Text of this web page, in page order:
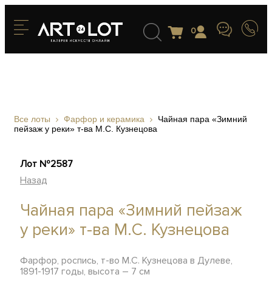
0
Все лоты Фарфор и керамика
Чайная пара «Зимний
пейзаж у реки» т-ва М.С. Кузнецова
Лот №2587
Назад
Чайная пара «Зимний пейзаж
у реки» т-ва М.С. Кузнецова
Фарфор, роспись, т-во М.С. Кузнецова в Дулеве,
1891-1917 годы, высота – 7 см